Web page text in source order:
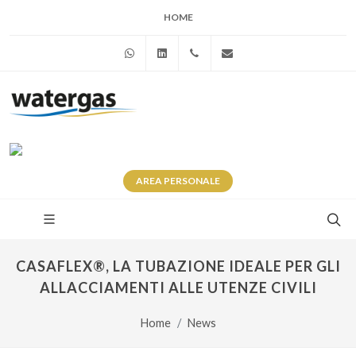
HOME
WhatsAppLinkedin+39 345 281 0246
AREA PERSONALE
CASAFLEX®, LA TUBAZIONE IDEALE PER GLI
ALLACCIAMENTI ALLE UTENZE CIVILI
Home News